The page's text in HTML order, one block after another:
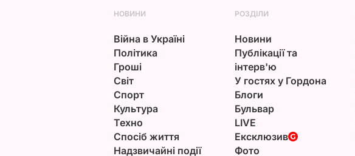
НОВИНИ
Війна в Україні
Політика
Гроші
Світ
Спорт
Культура
Техно
Спосіб життя
Надзвичайні події
РОЗДІЛИ
Новини
Публікації та
інтерв'ю
У гостях у Гордона
Блоги
Бульвар
LIVE
Ексклюзив
Фото